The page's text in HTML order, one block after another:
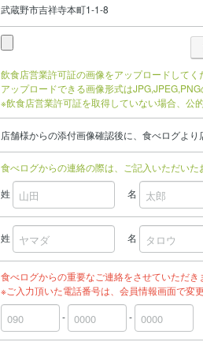
武蔵野市吉祥寺本町1-1-8
飲食店営業許可証の画像をアップロードしてく
アップロードできる画像形式はJPG,JPEG,PNG
※飲食店営業許可証を取得していない場合、公
店舗様からの添付画像確認後に、食べログより
食べログからの連絡の際は、ご記入いただいた
姓
名
姓 名
食べログからの重要なご連絡をさせていただ
※ご入力頂いた電話番号は、会員情報画面で変
-
-